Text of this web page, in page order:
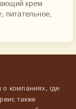
крем
питательное,
компаниях, где
также